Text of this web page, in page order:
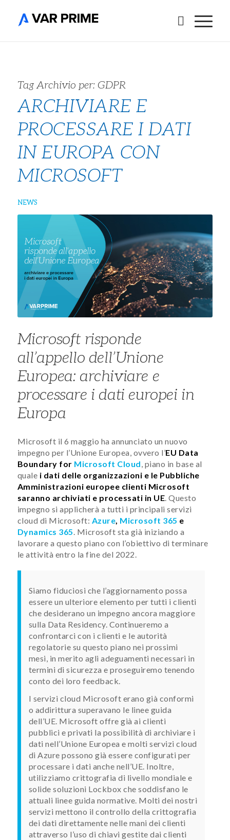
Tag Archivio per: GDPR
ARCHIVIARE E
PROCESSARE I DATI
IN EUROPA CON
MICROSOFT
NEWS
Microsoft risponde
all’appello dell’Unione
Europea: archiviare e
processare i dati europei in
Europa
Microsoft il 6 maggio ha annunciato un nuovo
impegno per l’Unione Europea, ovvero l’EU Data
Boundary for Microsoft Cloud, piano in base al
quale i dati delle organizzazioni e le Pubbliche
Amministrazioni europee clienti Microsoft
saranno archiviati e processati in UE. Questo
impegno si applicherà a tutti i principali servizi
cloud di Microsoft: Azure, Microsoft 365 e
Dynamics 365. Microsoft sta già iniziando a
lavorare a questo piano con l’obiettivo di terminare
le attività entro la fine del 2022.
Siamo fiduciosi che l’aggiornamento possa
essere un ulteriore elemento per tutti i clienti
che desiderano un impegno ancora maggiore
sulla Data Residency. Continueremo a
confrontarci con i clienti e le autorità
regolatorie su questo piano nei prossimi
mesi, in merito agli adeguamenti necessari in
termini di sicurezza e proseguiremo tenendo
conto dei loro feedback.
I servizi cloud Microsoft erano già conformi
o addirittura superavano le linee guida
dell’UE. Microsoft offre già ai clienti
pubblici e privati la possibilità di archiviare i
dati nell’Unione Europea e molti servizi cloud
di Azure possono già essere configurati per
processare i dati anche nell’UE. Inoltre,
utilizziamo crittografia di livello mondiale e
solide soluzioni Lockbox che soddisfano le
attuali linee guida normative. Molti dei nostri
servizi mettono il controllo della crittografia
dei dati direttamente nelle mani dei clienti
attraverso l’uso di chiavi gestite dai clienti